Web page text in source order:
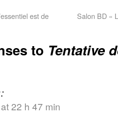
est de
Salon BD «
to Tentative
22 h 47 min